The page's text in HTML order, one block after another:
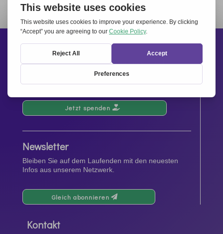
« Ältere Einträge
Unterstützen Sie uns
Ihre Spenden tragen zu Veranstaltungen und
Aktivitäten, sowie zur Förderung und Verbreitung des
Jetzt spenden
Newsletter
Bleiben Sie auf dem Laufenden mit den neuesten
Infos aus unserem Netzwerk.
Gleich abonnieren
Kontakt